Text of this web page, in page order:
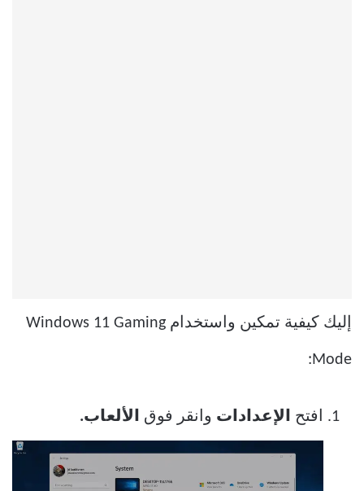
إليك كيفية تمكين واستخدام Windows 11 Gaming
Mode:
افتح الإعدادات وانقر فوق الألعاب.